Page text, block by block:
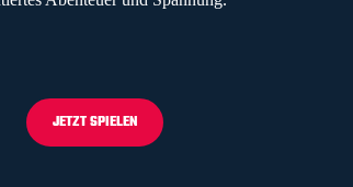
JETZT SPIELEN